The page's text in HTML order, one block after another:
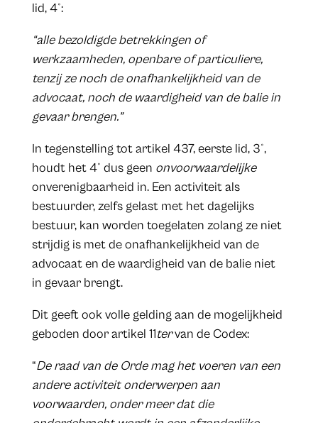
lid, 4°:
“alle bezoldigde betrekkingen of
werkzaamheden, openbare of particuliere,
tenzij ze noch de onafhankelijkheid van de
advocaat, noch de waardigheid van de balie in
gevaar brengen.”
In tegenstelling tot artikel 437, eerste lid, 3°,
houdt het 4° dus geen onvoorwaardelijke
onverenigbaarheid in. Een activiteit als
bestuurder, zelfs gelast met het dagelijks
bestuur, kan worden toegelaten zolang ze niet
strijdig is met de onafhankelijkheid van de
advocaat en de waardigheid van de balie niet
in gevaar brengt.
Dit geeft ook volle gelding aan de mogelijkheid
geboden door artikel 11tervan de Codex:
“De raad van de Orde mag het voeren van een
andere activiteit onderwerpen aan
voorwaarden, onder meer dat die